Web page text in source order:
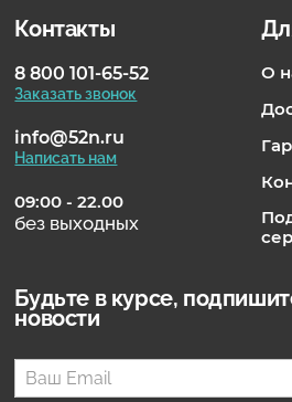
Контакты
8 800 101-65-52
Заказать звонок
info@52n.ru
Написать нам
09:00 - 22.00
без выходных
О
Будьте в курсе,
новости